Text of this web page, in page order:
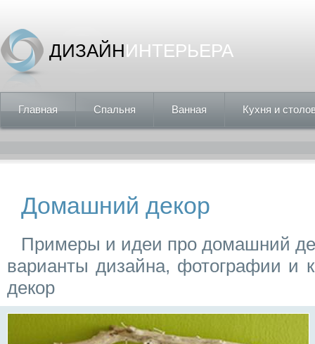
ДИЗАЙНИНТЕРЬЕРА
Главная Спальня Ванная Кухня и
Домашний декор
Примеры и идеи про домашний
варианты дизайна, фотографии и
декор